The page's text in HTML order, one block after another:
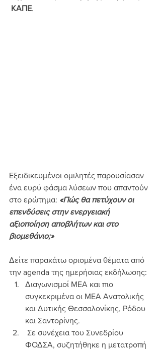
ΚΑΠΕ.
Εξειδικευμένοι ομιλητές παρουσίασαν
ένα ευρύ φάσμα λύσεων που απαντούν
στο ερώτημα: «Πώς θα πετύχουν οι
επενδύσεις στην ενεργειακή
αξιοποίηση αποβλήτων και στο
βιομεθάνιο;»
Δείτε παρακάτω ορισμένα θέματα από
την agenda της ημερήσιας εκδήλωσης:
Διαγωνισμοί ΜΕΑ και πιο
συγκεκριμένα οι ΜΕΑ Ανατολικής
και Δυτικής Θεσσαλονίκης, Ρόδου
και Σαντορίνης.
Σε συνέχεια του Συνεδρίου
ΦΟΔΣΑ, συζητήθηκε η μετατροπή